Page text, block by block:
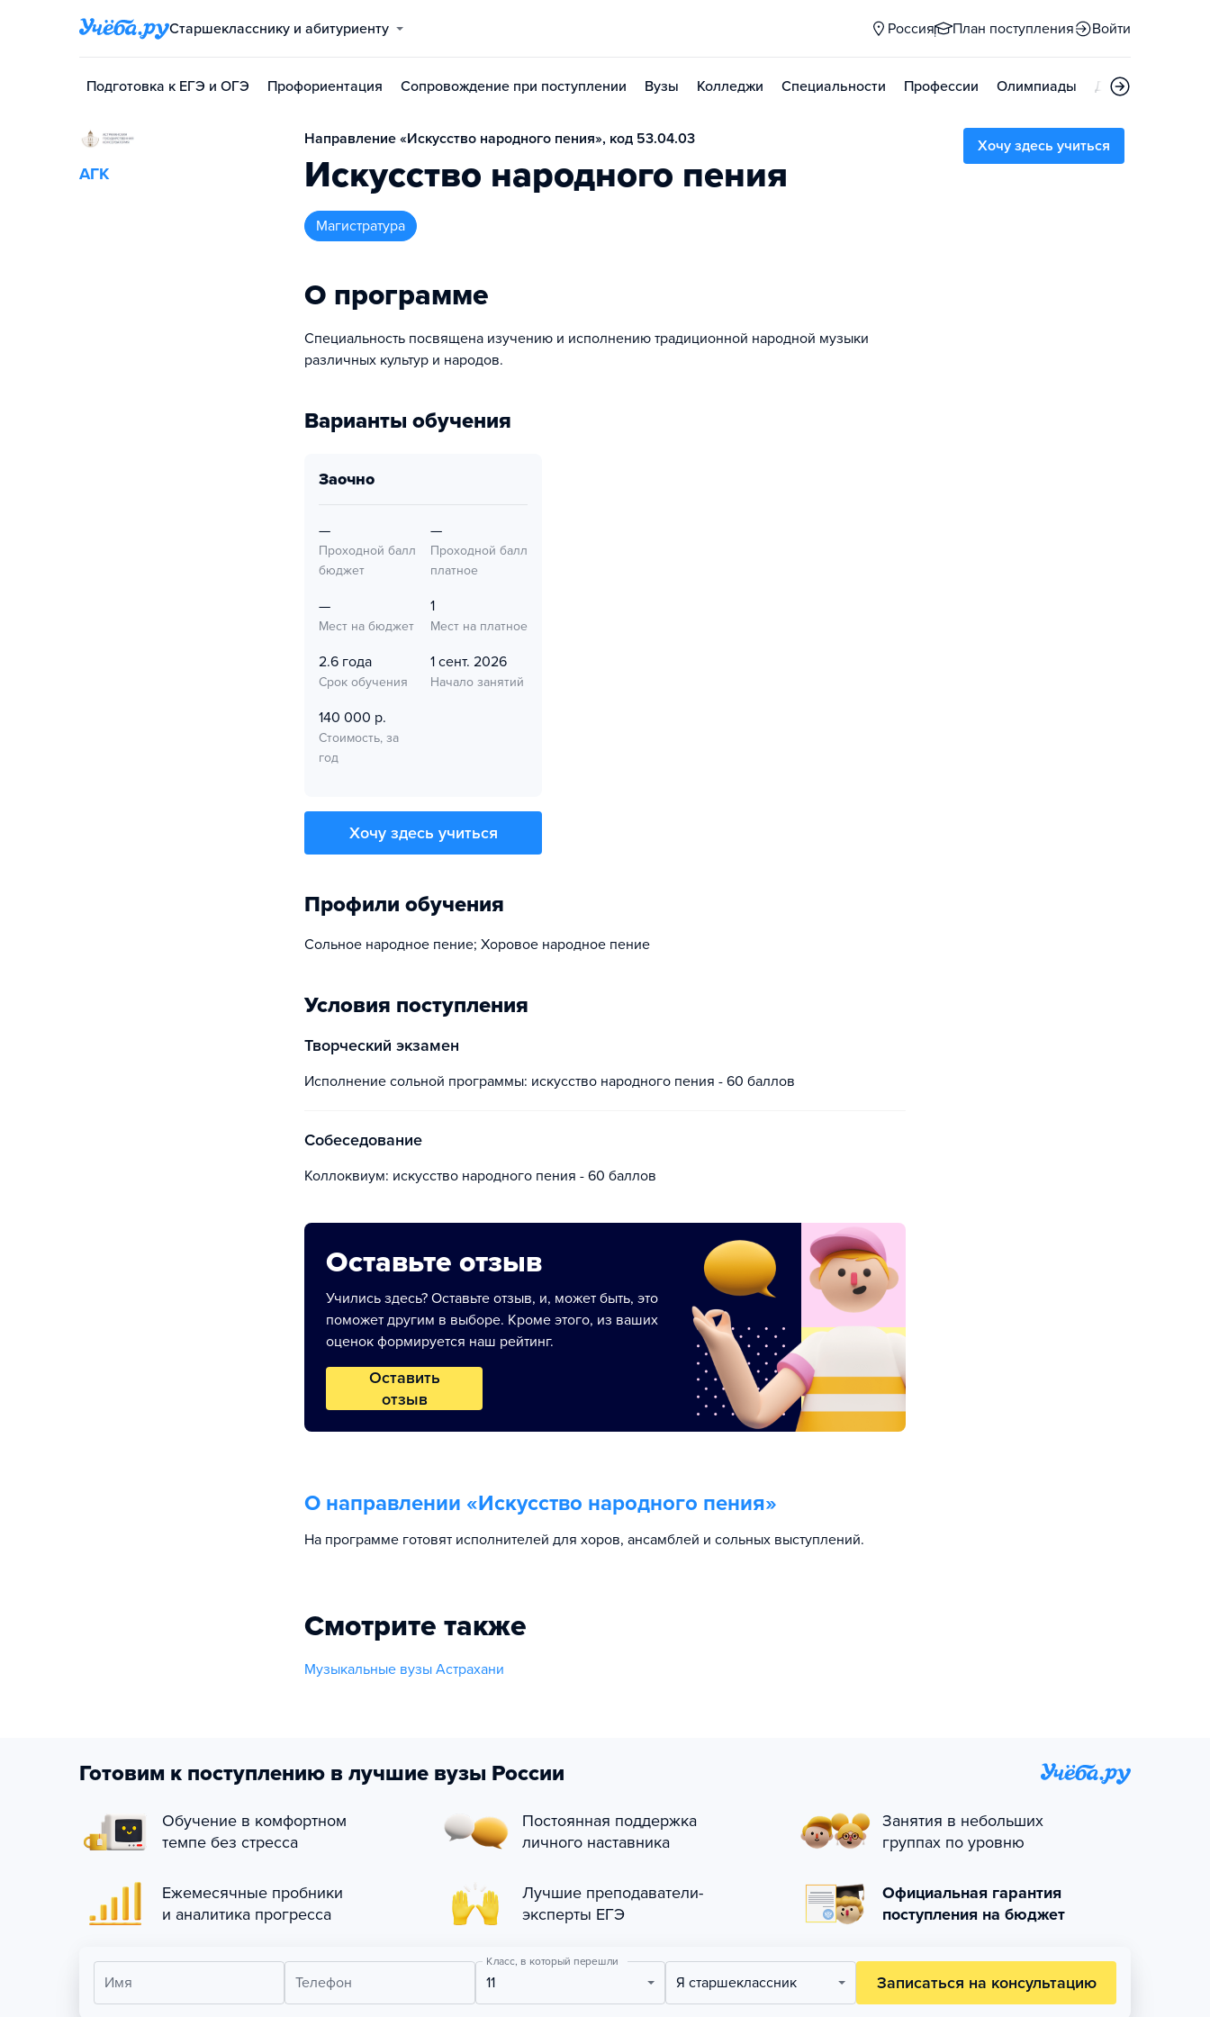
Старшекласснику и абитуриенту Россия План поступления Войти
Подготовка к ЕГЭ и ОГЭ Профориентация Сопровождение при поступлении Вузы Колледжи Специальности Профессии Олимпиады Дни открытых
АГК
Направление «Искусство народного пения», код 53.04.03
Искусство народного пения
магистратура
О программе
Специальность посвящена изучению и исполнению традиционной народной музыки
различных культур и народов.
Варианты обучения
заочно
—
Проходной балл
бюджет
—
Проходной балл
платное
—
Мест на бюджет
1
Мест на платное
2.6 года
Срок обучения
1 сент. 2026
Начало занятий
140 000 р.
Стоимость, за
год
Хочу здесь учиться
Профили обучения
Сольное народное пение; Хоровое народное пение
Условия поступления
творческий экзамен
Исполнение сольной программы: искусство народного пения - 60 баллов
собеседование
Коллоквиум: искусство народного пения - 60 баллов
Оставьте отзыв
Учились здесь? Оставьте отзыв, и, может быть, это
поможет другим в выборе. Кроме этого, из ваших
оценок формируется наш рейтинг.
Оставить
отзыв
О направлении «Искусство народного пения»
На программе готовят исполнителей для хоров, ансамблей и сольных выступлений.
Смотрите также
Музыкальные вузы Астрахани
Хочу здесь учиться
Готовим к поступлению в лучшие вузы России
Обучение в комфортном
темпе без стресса
Постоянная поддержка
личного наставника
Занятия в небольших
группах по уровню
Ежемесячные пробники
и аналитика прогресса
Лучшие преподаватели-
эксперты ЕГЭ
Официальная гарантия
поступления на бюджет
Имя Телефон
Класс, в который перешли
11 Я старшеклассник Записаться на консультацию